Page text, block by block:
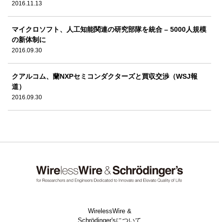
2016.11.13
マイクロソフト、人工知能関連の研究部隊を統合 – 5000人規模
の新体制に
2016.09.30
クアルコム、蘭NXPセミコンダクターズと買収交渉（WSJ報
道）
2016.09.30
WirelessWire &
Schrödinger'sについて